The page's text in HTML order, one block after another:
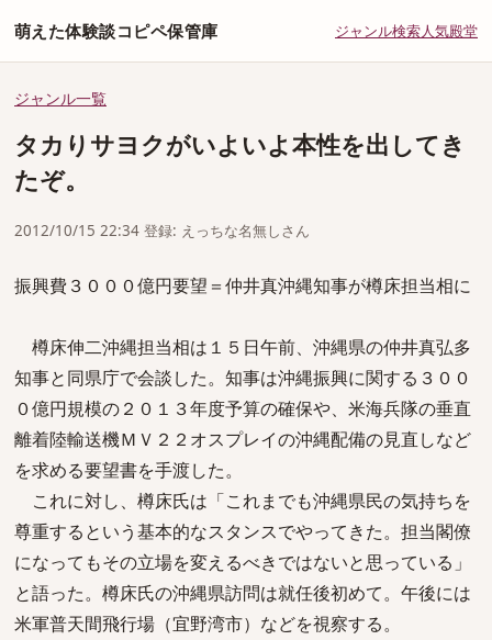
萌えた体験談コピペ保管庫 ジャンル検索人気殿堂
ジャンル一覧
タカりサヨクがいよいよ本性を出してき
たぞ。
2012/10/15 22:34 登録: えっちな名無しさん
振興費３０００億円要望＝仲井真沖縄知事が樽床担当相に
樽床伸二沖縄担当相は１５日午前、沖縄県の仲井真弘多
知事と同県庁で会談した。知事は沖縄振興に関する３００
０億円規模の２０１３年度予算の確保や、米海兵隊の垂直
離着陸輸送機ＭＶ２２オスプレイの沖縄配備の見直しなど
を求める要望書を手渡した。
これに対し、樽床氏は「これまでも沖縄県民の気持ちを
尊重するという基本的なスタンスでやってきた。担当閣僚
になってもその立場を変えるべきではないと思っている」
と語った。樽床氏の沖縄県訪問は就任後初めて。午後には
米軍普天間飛行場（宜野湾市）などを視察する。